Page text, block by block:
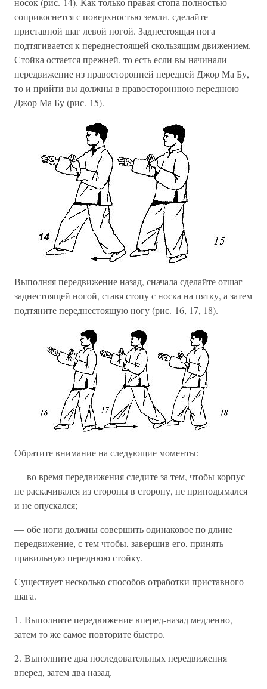
соприкоснется с поверхностью земли, сделайте
приставной шаг левой ногой. Заднестоящая нога
подтягивается к переднестоящей скользящим движением.
Стойка остается прежней, то есть если вы начинали
передвижение из правосторонней передней Джор Ма Бу,
то и прийти вы должны в правостороннюю переднюю
Джор Ма Бу (рис. 15).
Выполняя передвижение назад, сначала сделайте отшаг
заднестоящей ногой, ставя стопу с носка на пятку, а затем
подтяните переднестоящую ногу (рис. 16, 17, 18).
Обратите внимание на следующие моменты:
— во время передвижения следите за тем, чтобы корпус
не раскачивался из стороны в сторону, не приподымался
и не опускался;
— обе ноги должны совершить одинаковое по длине
передвижение, с тем чтобы, завершив его, принять
правильную переднюю стойку.
Существует несколько способов отработки приставного
шага.
1. Выполните передвижение вперед-назад медленно,
затем то же самое повторите быстро.
2. Выполните два последовательных передвижения
вперед, затем два назад.